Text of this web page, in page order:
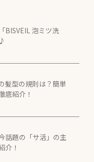
BISVEIL 泡ミツ洗
髪型の規則は？簡単
底紹介！
話題の「サ活」の主
介！